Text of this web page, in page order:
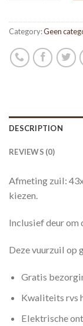
Category:Geen
DESCRIPTION
REVIEWS (0)
Afmeting zuil:
kiezen.
Inclusief deur om
Deze vuurzuil op
Gratis
Kwaliteits rvs
Elektrische